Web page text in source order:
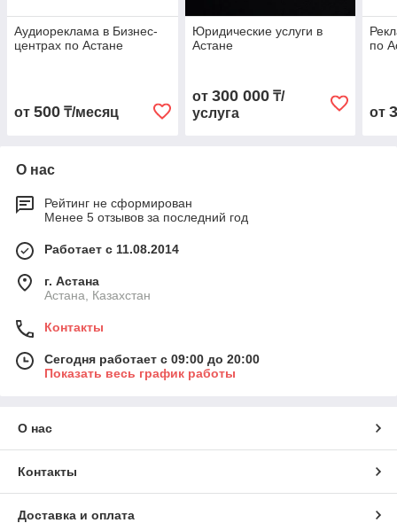
Аудиореклама в Бизнес-
центрах по Астане
от 500 ₸/месяц
Юридические услуги в
Астане
от 300 000₸/
услуга
по
от
О нас
Рейтинг не сформирован
Менее 5 отзывов за последний год
Работает с 11.08.2014
г. Астана
Астана, Казахстан
Контакты
Сегодня работает с 09:00 до 20:00
Показать весь график работы
О нас
Контакты
Доставка и оплата